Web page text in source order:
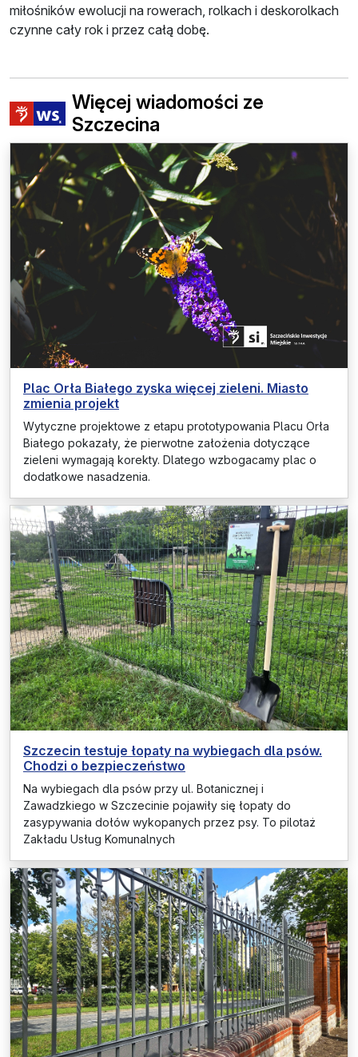
miłośników ewolucji na rowerach, rolkach i deskorolkach
czynne cały rok i przez całą dobę.
Więcej wiadomości ze
Szczecina
Plac Orła Białego zyska więcej zieleni. Miasto
zmienia projekt
Wytyczne projektowe z etapu prototypowania Placu Orła
Białego pokazały, że pierwotne założenia dotyczące
zieleni wymagają korekty. Dlatego wzbogacamy plac o
dodatkowe nasadzenia.
Szczecin testuje łopaty na wybiegach dla psów.
Chodzi o bezpieczeństwo
Na wybiegach dla psów przy ul. Botanicznej i
Zawadzkiego w Szczecinie pojawiły się łopaty do
zasypywania dołów wykopanych przez psy. To pilotaż
Zakładu Usług Komunalnych